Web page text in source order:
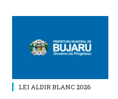
LEI ALDIR BLANC 2026